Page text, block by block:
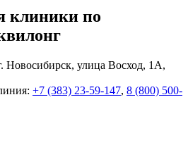
клиники по
Новосибирск, улица Восход, 1А,
+7 (383) 23-59-147, 8 (800) 500-